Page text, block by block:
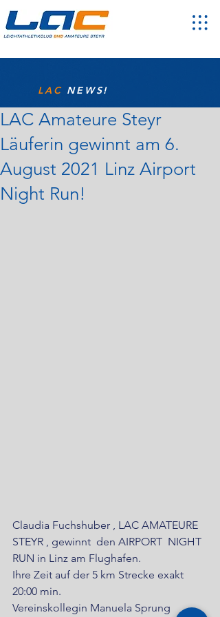
LAC NEWS!
LAC Amateure Steyr
Läuferin gewinnt am 6.
August 2021 Linz Airport
Night Run!
Claudia Fuchshuber , LAC AMATEURE
STEYR , gewinnt  den AIRPORT  NIGHT
RUN in Linz am Flughafen.
Ihre Zeit auf der 5 km Strecke exakt
20:00 min.
Vereinskollegin Manuela Sprung